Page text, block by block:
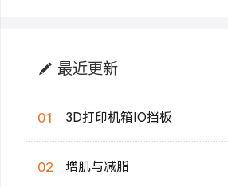
最近更新
01 3D打印机箱IO挡板
02 增肌与减脂